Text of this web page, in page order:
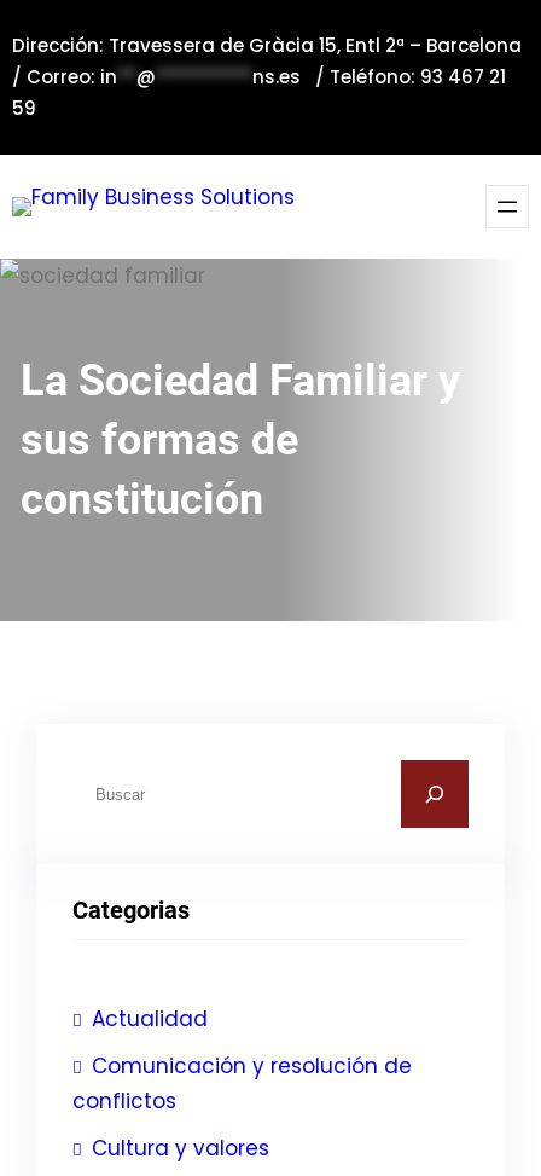
al
contenido
Dirección: Travessera de Gràcia 15, Entl 2ª – Barcelona
/ Correo: in**@**********ns.es / Teléfono: 93 467 21
59
La Sociedad Familiar y
sus formas de
constitución
a
Categorias
Actualidad
Comunicación y resolución de
conflictos
Cultura y valores